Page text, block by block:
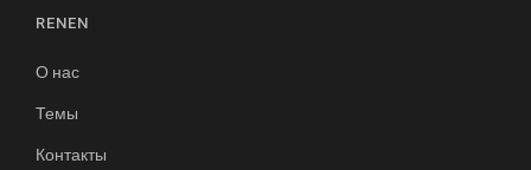
RENEN
О нас
Темы
Контакты